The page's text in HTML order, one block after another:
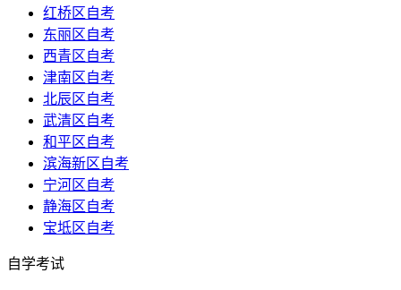
红桥区自考
东丽区自考
西青区自考
津南区自考
北辰区自考
武清区自考
和平区自考
滨海新区自考
宁河区自考
静海区自考
宝坻区自考
自学考试